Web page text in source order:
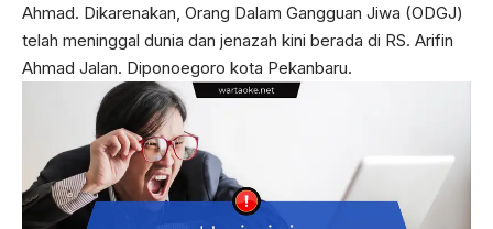
Ahmad. Dikarenakan, Orang Dalam Gangguan Jiwa (ODGJ)
telah meninggal dunia dan jenazah kini berada di RS. Arifin
Ahmad Jalan. Diponoegoro kota Pekanbaru.